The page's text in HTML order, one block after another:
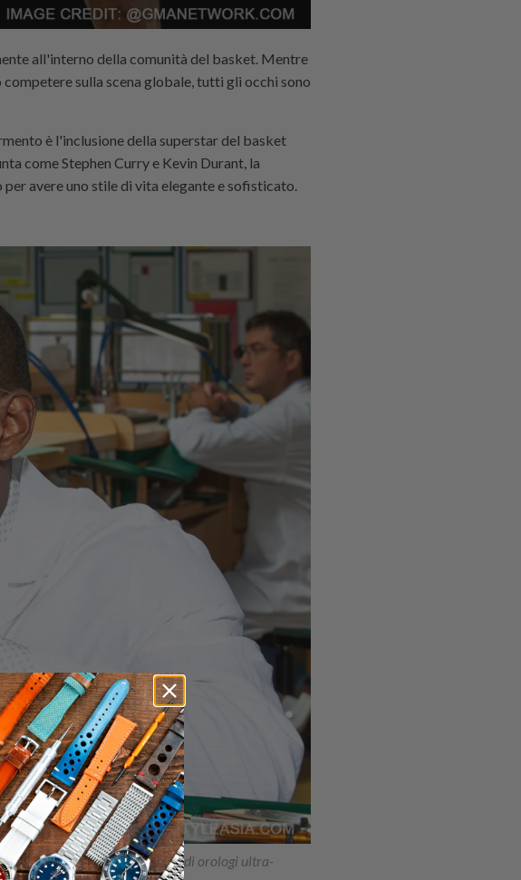
all'interno della comunità del basket. Mentre
sulla scena globale, tutti gli occhi sono
è l'inclusione della superstar del basket
come Stephen Curry e Kevin Durant, la
avere uno stile di vita elegante e sofisticato.
la sua collezione sbalorditiva di orologi ultra-